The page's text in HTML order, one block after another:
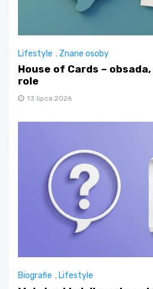
Lifestyle , Znane osoby
House of Cards –
role
13 lipca 2026
Biografie ,Lifestyle